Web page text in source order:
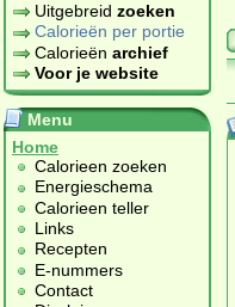
Uitgebreid zoeken
Calorieën per portie
Calorieën archief
Voor je website
Menu
Home
Calorieen zoeken
Energieschema
Calorieen teller
Links
Recepten
E-nummers
Contact